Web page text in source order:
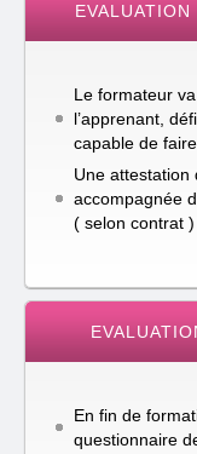
Le formateur
l’apprenant,
capable de
Une attestation
accompagnée
( selon contrat
En fin de
questionnaire